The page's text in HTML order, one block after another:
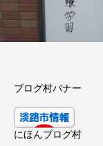
ブログ村バナー
にほんブログ村